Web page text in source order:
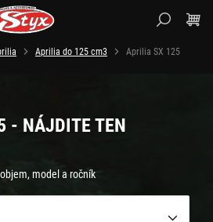
Aprilia do 125 cm3 Aprilia SX 125
- NÁJDITE TEN
model a ročník